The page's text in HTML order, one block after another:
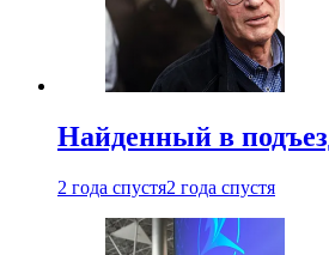
Найденный в
2 года спустя2 года спустя